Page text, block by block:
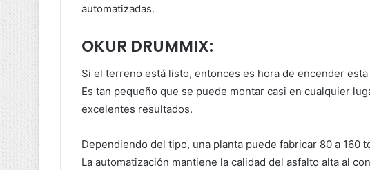
automatizadas.
OKUR DRUMMIX:
Si el terreno está listo, entonces es hora de encender
Es tan pequeño que se puede montar casi en cualquier
excelentes resultados.
Dependiendo del tipo, una planta puede fabricar 80 a 160
La automatización mantiene la calidad del asfalto alta al